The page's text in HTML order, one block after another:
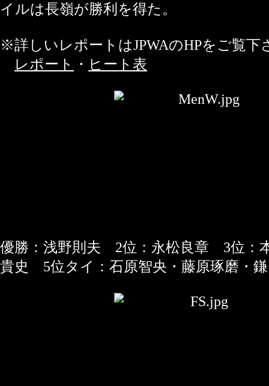
イルは長嶺が勝利を得た。
※詳しいレポートはJPWAのHPをご覧下
レポート ・ ヒート表
優勝：浅野則夫 2位：永松良章 3位：
貴史 5位タイ：石原智央・藤原琢磨・